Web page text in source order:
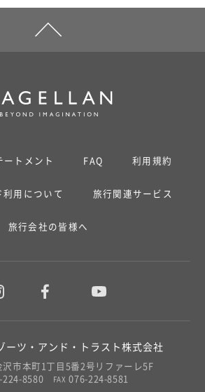
ートメント FAQ 利用規約
利用について 旅行関連サービス
旅行会社の皆様へ
ーツ・アンド・トラスト株式会社
沢市本町1丁目5番2号リファーレ5F
224-8580 FAX 076-224-8581